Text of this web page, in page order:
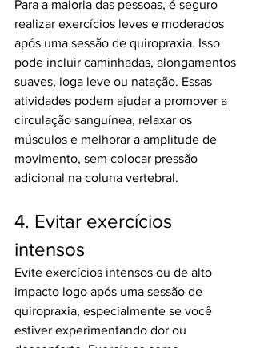
Para a maioria das pessoas, é seguro
realizar exercícios leves e moderados
após uma sessão de quiropraxia. Isso
pode incluir caminhadas, alongamentos
suaves, ioga leve ou natação. Essas
atividades podem ajudar a promover a
circulação sanguínea, relaxar os
músculos e melhorar a amplitude de
movimento, sem colocar pressão
adicional na coluna vertebral.
4. Evitar exercícios
intensos
Evite exercícios intensos ou de alto
impacto logo após uma sessão de
quiropraxia, especialmente se você
estiver experimentando dor ou